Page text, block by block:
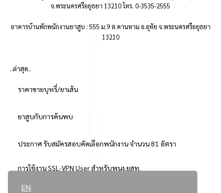
EN
จ.พระนครศรีอยุธยา 13210 โทร. 0-3535-2555
อาคารบ้านพักพนักงานยาสูบ : 555 ม.9 ต.คานหาม อ.อุทัย จ.พระนครศรีอยุธยา
13210
..ล่าสุด..
ราคาขายบุหรี่/ยาเส้น
ยาสูบกับการค้นพบ
ประกาศ รับสมัครสอบคัดเลือกพนักงาน จำนวน 81 อัตรา
การใช้งาน SSL-VPN User สำหรับพนง.ยสท.